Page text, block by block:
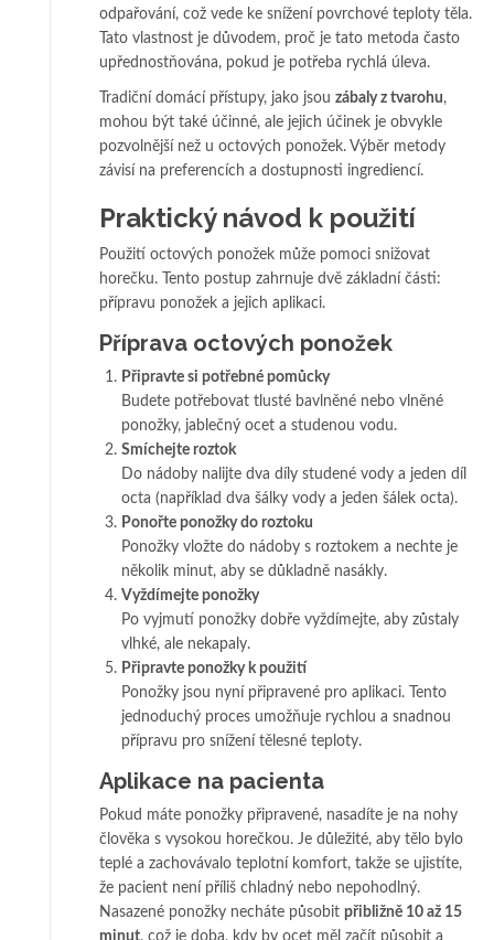
odpařování, což vede ke snížení povrchové teploty těla.
Tato vlastnost je důvodem, proč je tato metoda často
upřednostňována, pokud je potřeba rychlá úleva.
Tradiční domácí přístupy, jako jsou zábaly z tvarohu,
mohou být také účinné, ale jejich účinek je obvykle
pozvolnější než u octových ponožek. Výběr metody
závisí na preferencích a dostupnosti ingrediencí.
Praktický návod k použití
Použití octových ponožek může pomoci snižovat
horečku. Tento postup zahrnuje dvě základní části:
přípravu ponožek a jejich aplikaci.
Příprava octových ponožek
Připravte si potřebné pomůcky
Budete potřebovat tlusté bavlněné nebo vlněné
ponožky, jablečný ocet a studenou vodu.
Smíchejte roztok
Do nádoby nalijte dva díly studené vody a jeden díl
octa (například dva šálky vody a jeden šálek octa).
Ponořte ponožky do roztoku
Ponožky vložte do nádoby s roztokem a nechte je
několik minut, aby se důkladně nasákly.
Vyždímejte ponožky
Po vyjmutí ponožky dobře vyždímejte, aby zůstaly
vlhké, ale nekapaly.
Připravte ponožky k použití
Ponožky jsou nyní připravené pro aplikaci. Tento
jednoduchý proces umožňuje rychlou a snadnou
přípravu pro snížení tělesné teploty.
Aplikace na pacienta
Pokud máte ponožky připravené, nasadíte je na nohy
člověka s vysokou horečkou. Je důležité, aby tělo bylo
teplé a zachovávalo teplotní komfort, takže se ujistíte,
že pacient není příliš chladný nebo nepohodlný.
Nasazené ponožky necháte působit přibližně 10 až 15